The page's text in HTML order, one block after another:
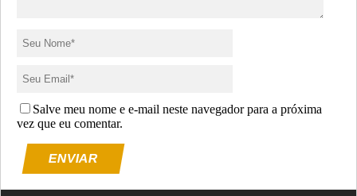
Salve meu nome e e-mail neste navegador para a próxima
vez que eu comentar.
ENVIAR